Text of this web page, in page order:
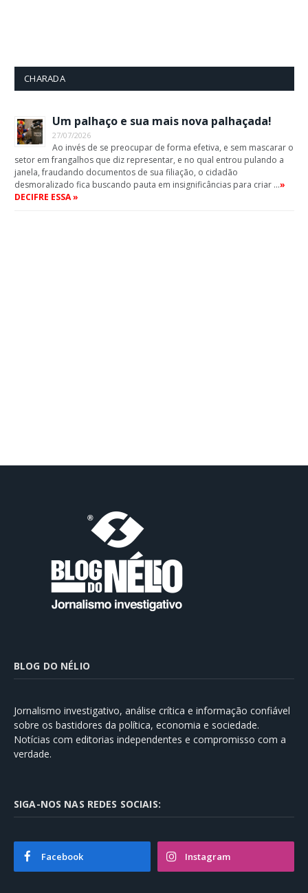
CHARADA
Um palhaço e sua mais nova palhaçada!
27/07/2026
Ao invés de se preocupar de forma efetiva, e sem mascarar o
setor em frangalhos que diz representar, e no qual entrou pulando a
janela, fraudando documentos de sua filiação, o cidadão
desmoralizado fica buscando pauta em insignificâncias para criar …»
DECIFRE ESSA »
BLOG DO NÉLIO
Jornalismo investigativo, análise crítica e informação confiável
sobre os bastidores da política, economia e sociedade.
Notícias com editorias independentes e compromisso com a
verdade.
SIGA-NOS NAS REDES SOCIAIS:
Facebook Instagram